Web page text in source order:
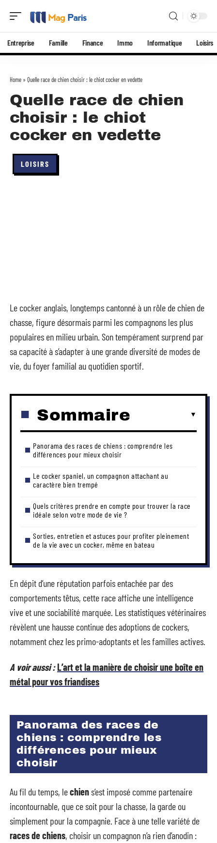
Entreprise Famille Finance Immo Informatique Loisirs
Home » Quelle race de chien choisir : le chiot cocker en vedette
Quelle race de chien
choisir : le chiot
cocker en vedette
LOISIRS
Le cocker anglais, longtemps cantonné à un rôle de chien de
chasse, figure désormais parmi les compagnons les plus
populaires en milieu urbain. Son tempérament surprend par
sa capacité à s’adapter à une grande diversité de modes de
vie, du foyer familial au quotidien sportif.
Sommaire
Panorama des races de chiens : comprendre les
différences pour mieux choisir
Le cocker spaniel, un compagnon attachant au
caractère bien trempé
Quels critères prendre en compte pour trouver la race
idéale selon votre mode de vie ?
Sorties, entretien et astuces pour profiter pleinement
de la vie avec un cocker, même en bateau
En dépit d’une réputation parfois entachée par des
comportements têtus, cette race affiche une intelligence
vive et une sociabilité marquée. Les statistiques vétérinaires
révèlent une hausse continue des adoptions de cockers,
notamment chez les primo-adoptants et les familles actives.
A voir aussi :L’art et la manière de choisir une boîte en
métal pour vos friandises
Panorama des races de
chiens : comprendre les
différences pour mieux
choisir
Au fil du temps, lechiens’est imposé comme partenaire
incontournable, que ce soit pour la chasse, la garde ou
simplement pour la compagnie. Face à une telle variété de
races de chiens, choisir un compagnon n’a rien d’anodin :